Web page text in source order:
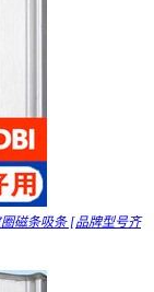
圈磁条吸条 [品牌型号齐